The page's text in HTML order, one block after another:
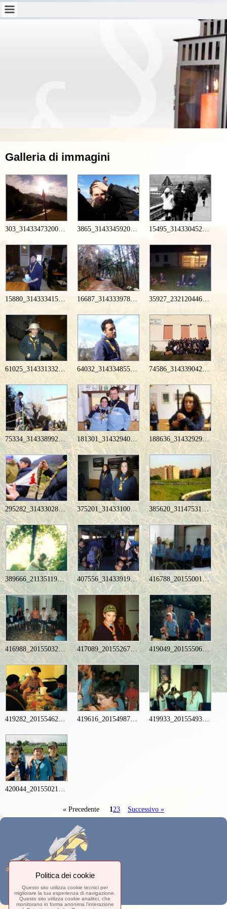
Galleria di immagini
303_314334732004889_1346026945_n 3865_314334592004903_887813527_n 15495_314330452005317_981320899_n
15880_314333415338354_920709379_n 16687_314333978671631_494688244_n 35927_232120446892985_787521411_n
61025_314331332005229_1354034809_n 64032_314334855338210_1256969330_n 74586_314339042004458_1340656234_n
75334_314338992004463_816353492_n 181301_314329405338755_1696934724_n 188636_314329292005433_1833201259_n
295282_314330288672000_1944221330_n 375201_314331008671928_807108866_n 385620_311475318957497_1642974866_n
389666_211351195636577_898617483_n 407556_314339195337776_2002436081_n 416788_201550016616695_2109678744_n
416988_201550329949997_2106690548_n 417089_201552673283096_1980231567_n 419049_201555066616190_1195553386_n
419282_201554626616234_1065210279_n 419616_201549876616709_892082633_n 419933_201554936616203_64767322_n
420044_201550219950008_1801592918_n
« Precedente 123 Successivo »
Politica dei cookie
Questo sito utilizza cookie tecnici per
migliorare la tua esperienza di navigazione.
Questo sito utilizza cookie analitici, che
monitorano in forma anonima l'interazione